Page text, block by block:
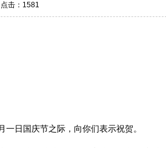
击：1581
日国庆节之际，向你们表示祝贺。